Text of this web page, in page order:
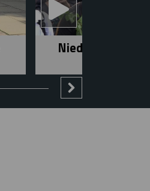
Niedziela w